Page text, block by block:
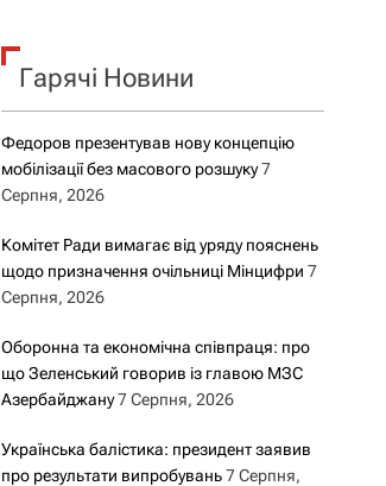
у
к
Гарячі Новини
Федоров презентував нову концепцію
мобілізації без масового розшуку 7
Серпня, 2026
Комітет Ради вимагає від уряду пояснень
щодо призначення очільниці Мінцифри 7
Серпня, 2026
Оборонна та економічна співпраця: про
що Зеленський говорив із главою МЗС
Азербайджану 7 Серпня, 2026
Українська балістика: президент заявив
про результати випробувань 7 Серпня,